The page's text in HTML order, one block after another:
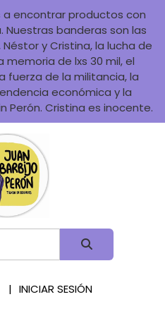
a encontrar productos con
banderas son las
y Cristina, la lucha de
memoria de lxs 30 mil, el
fuerza de la militancia, la
económica y la
Perón. Cristina es inocente.
INICIAR SESIÓN